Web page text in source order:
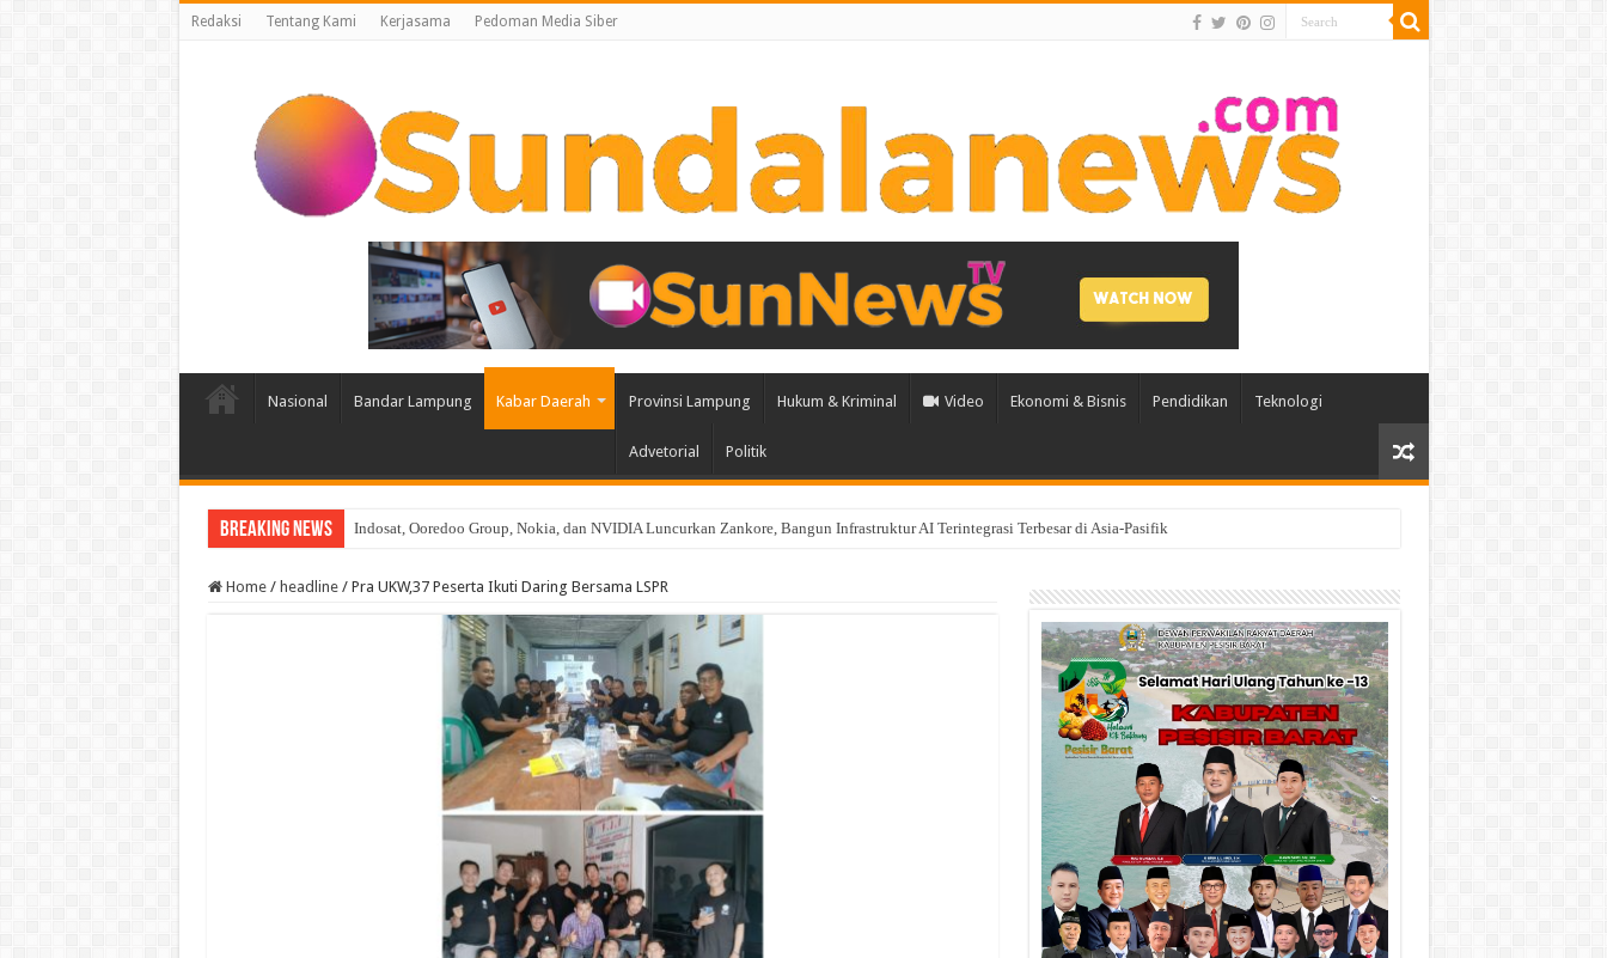
Redaksi Tentang Kami Kerjasama Pedoman Media Siber
Nasional Bandar Lampung Kabar Daerah Provinsi Lampung Hukum & Kriminal Video Ekonomi & Bisnis Pendidikan Teknologi
Advetorial Politik
Breaking News Indosat, Ooredoo Group, Nokia, dan NVIDIA Luncurkan Zankore, Bangun Infrastruktur AI Terintegrasi Terbesar di Asia-Pasifik
SMSI Lampung Bidik Taman Purbakala dan TNWK Destinasi Ekspedisi Budaya SMSI dalam Rangkaian HPN 2027
Home / headline / Pra UKW,37 Peserta Ikuti Daring Bersama LSPR